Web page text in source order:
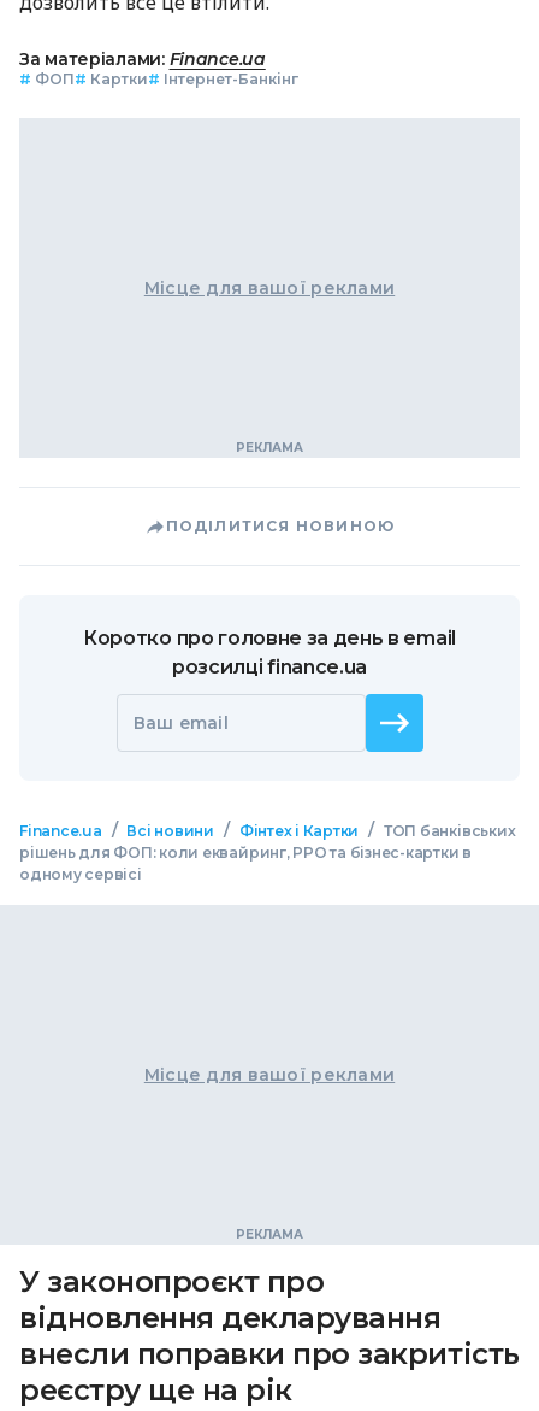
За матеріалами: Finance.ua
# ФОП# Картки# Інтернет-Банкінг
Місце для вашої реклами
ПОДІЛИТИСЯ НОВИНОЮ
Коротко про головне за день в email
розсилці finance.ua
Ваш email
Finance.ua / Всі новини / Фінтех і Картки / ТОП банківських
рішень для ФОП: коли еквайринг, РРО та бізнес-картки в
одному сервісі
Місце для вашої реклами
У законопроєкт про
відновлення декларування
внесли поправки про закритість
реєстру ще на рік